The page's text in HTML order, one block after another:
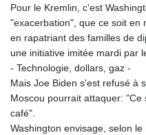
Pour le Kremlin, c'est
"exacerbation", que ce soit en
en rapatriant des familles de
une initiative imitée mardi par
- Technologie, dollars, gaz -
Mais Joe Biden s'est refusé à
Moscou pourrait attaquer:
café".
Washington envisage, selon